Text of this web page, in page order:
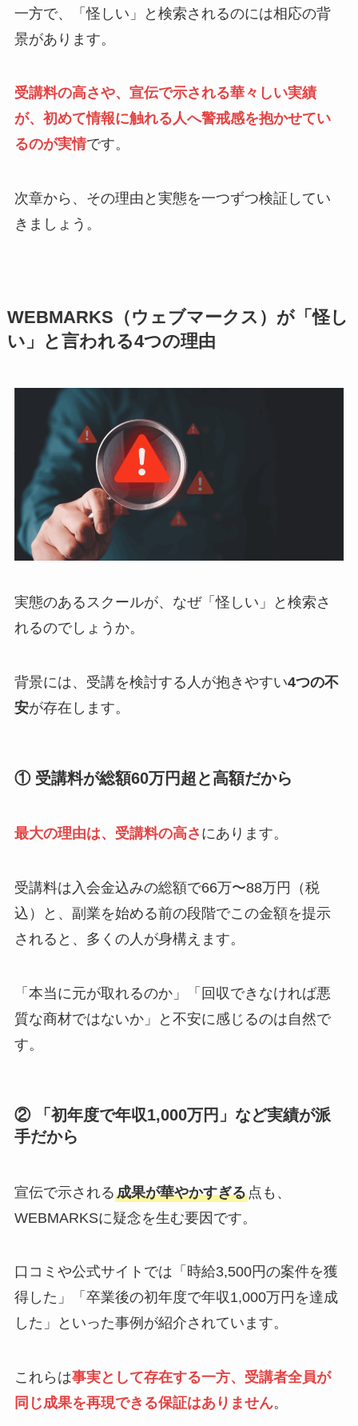
一方で、「怪しい」と検索されるのには相応の背
景があります。
受講料の高さや、宣伝で示される華々しい実績
が、初めて情報に触れる人へ警戒感を抱かせてい
るのが実情です。
次章から、その理由と実態を一つずつ検証してい
きましょう。
WEBMARKS（ウェブマークス）が「怪し
い」と言われる4つの理由
実態のあるスクールが、なぜ「怪しい」と検索さ
れるのでしょうか。
背景には、受講を検討する人が抱きやすい4つの不
安が存在します。
① 受講料が総額60万円超と高額だから
最大の理由は、受講料の高さ にあります。
受講料は入会金込みの総額で66万〜88万円（税
込）と、副業を始める前の段階でこの金額を提示
されると、多くの人が身構えます。
「本当に元が取れるのか」「回収できなければ悪
質な商材ではないか」と不安に感じるのは自然で
す。
② 「初年度で年収1,000万円」など実績が派
手だから
宣伝で示される成果が華やかすぎる点も、
WEBMARKSに疑念を生む要因です。
口コミや公式サイトでは「時給3,500円の案件を獲
得した」「卒業後の初年度で年収1,000万円を達成
した」といった事例が紹介されています。
これらは事実として存在する一方、受講者全員が
同じ成果を再現できる保証はありません。